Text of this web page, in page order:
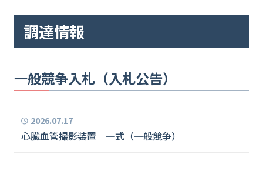
調達情報
一般競争入札（入札公告）
2026.07.17
心臓血管撮影装置 一式（一般競争）